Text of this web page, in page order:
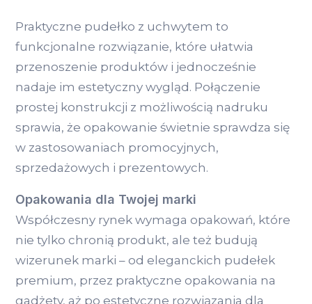
Praktyczne pudełko z uchwytem to
funkcjonalne rozwiązanie, które ułatwia
przenoszenie produktów i jednocześnie
nadaje im estetyczny wygląd. Połączenie
prostej konstrukcji z możliwością nadruku
sprawia, że opakowanie świetnie sprawdza się
w zastosowaniach promocyjnych,
sprzedażowych i prezentowych.
Opakowania dla Twojej marki
Współczesny rynek wymaga opakowań, które
nie tylko chronią produkt, ale też budują
wizerunek marki – od eleganckich pudełek
premium, przez praktyczne opakowania na
gadżety, aż po estetyczne rozwiązania dla